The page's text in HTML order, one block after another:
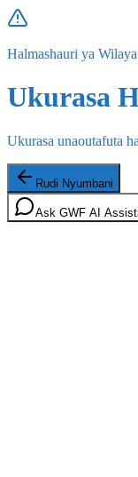
Halmashauri ya
Ukurasa
Ukurasa unaoutafuta
Rudi Nyumbani
Ask GWF AI